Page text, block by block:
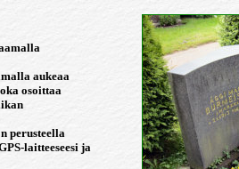
aukeaa
osoittaa
perusteella
laitteeseesi ja